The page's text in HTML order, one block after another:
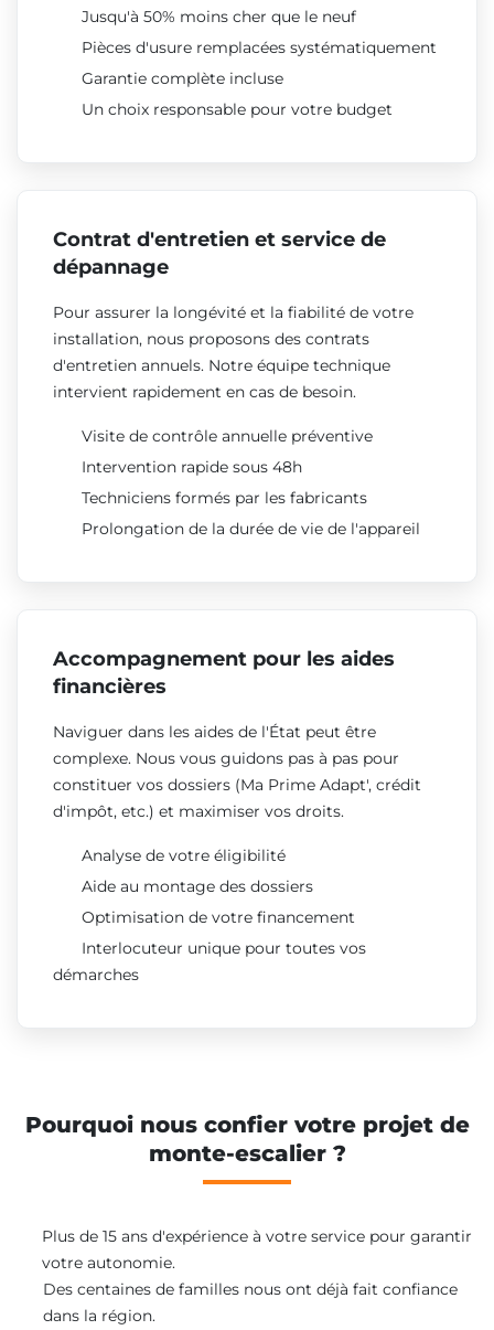
Jusqu'à 50% moins cher que le neuf
Pièces d'usure remplacées systématiquement
Garantie complète incluse
Un choix responsable pour votre budget
Contrat d'entretien et service de
dépannage
Pour assurer la longévité et la fiabilité de votre
installation, nous proposons des contrats
d'entretien annuels. Notre équipe technique
intervient rapidement en cas de besoin.
Visite de contrôle annuelle préventive
Intervention rapide sous 48h
Techniciens formés par les fabricants
Prolongation de la durée de vie de l'appareil
Accompagnement pour les aides
financières
Naviguer dans les aides de l'État peut être
complexe. Nous vous guidons pas à pas pour
constituer vos dossiers (Ma Prime Adapt', crédit
d'impôt, etc.) et maximiser vos droits.
Analyse de votre éligibilité
Aide au montage des dossiers
Optimisation de votre financement
Interlocuteur unique pour toutes vos
démarches
Pourquoi nous confier votre projet de
monte-escalier ?
Plus de 15 ans d'expérience à votre service pour garantir
votre autonomie.
Des centaines de familles nous ont déjà fait confiance
dans la région.